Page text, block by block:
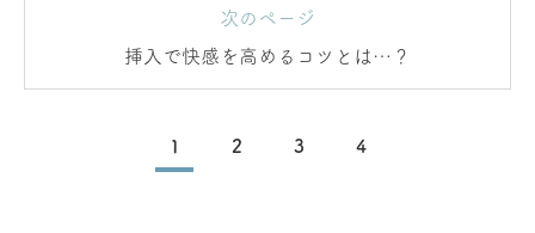
次のページ
挿入で快感を高めるコツとは…？
1 2 3 4